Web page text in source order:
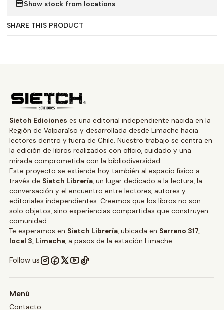
Show stock from locations
SHARE THIS PRODUCT
Sietch Ediciones es una editorial independiente nacida en la
Región de Valparaíso y desarrollada desde Limache hacia
lectores dentro y fuera de Chile. Nuestro trabajo se centra en
la edición de libros realizados con oficio, cuidado y una
mirada comprometida con la bibliodiversidad.
Este proyecto se extiende hoy también al espacio físico a
través de Sietch Librería, un lugar dedicado a la lectura, la
conversación y el encuentro entre lectores, autores y
editoriales independientes. Creemos que los libros no son
solo objetos, sino experiencias compartidas que construyen
comunidad.
Te esperamos en Sietch Librería, ubicada en Serrano 317,
local 3, Limache, a pasos de la estación Limache.
Follow us
Menú
Contacto